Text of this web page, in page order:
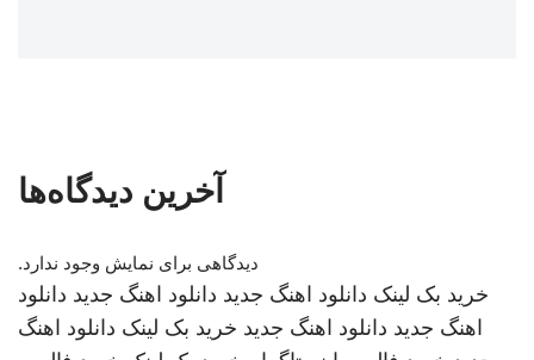
آخرین دیدگاه‌ها
دیدگاهی برای نمایش وجود ندارد.
خرید بک لینک دانلود اهنگ جدید دانلود اهنگ جدید دانلود
اهنگ جدید دانلود اهنگ جدید خرید بک لینک دانلود اهنگ